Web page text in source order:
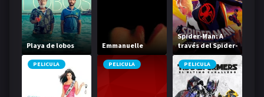
Playa de lobos Emmanuelle
Spider-Man: A
través del Spider-
Verso
PELICULA PELICULA PELICULA